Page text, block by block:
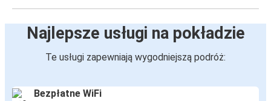
Najlepsze usługi na pokładzie
Te usługi zapewniają wygodniejszą podróż:
Bezpłatne WiFi